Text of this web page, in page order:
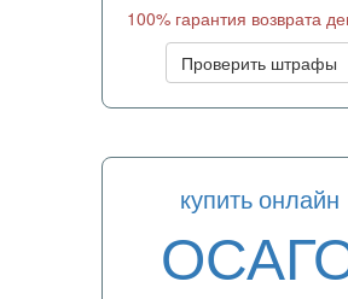
100% гарантия возврата
Проверить штрафы
купить онлайн